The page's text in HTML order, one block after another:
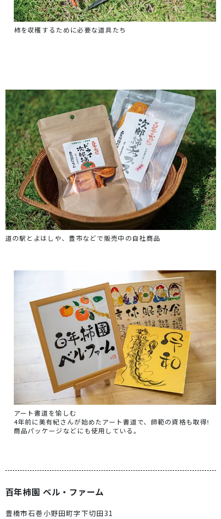
柿を収穫するために必要な道具たち
道の駅とよはしや、豊市などで販売中の自社商品
アート書道を愉しむ
4年前に美有紀さんが始めたアート書道で、師範の資格も取得!
商品パッケージなどにも使用している。
百年柿園 ベル・ファーム
豊橋市石巻小野田町字下切田31